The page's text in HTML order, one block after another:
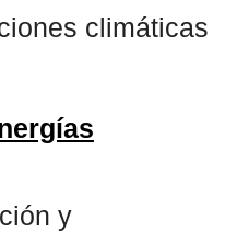
climáticas
y